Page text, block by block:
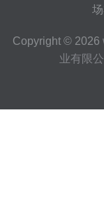
Copyright © 2026
业有限公